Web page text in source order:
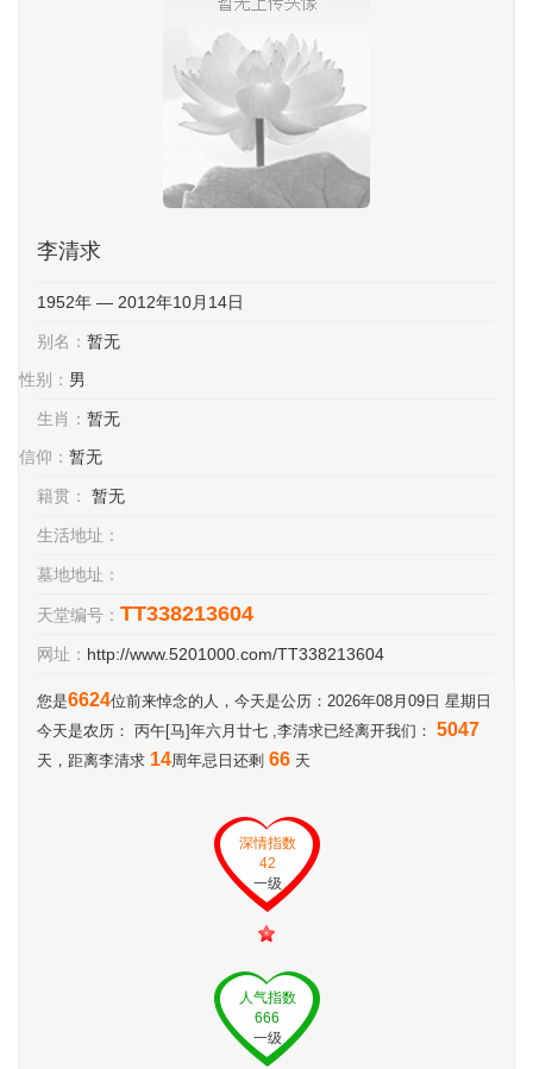
李清求
1952年 — 2012年10月14日
别名： 暂无
性别： 男
生肖： 暂无
信仰： 暂无
籍贯： 暂无
生活地址：
墓地地址：
天堂编号： TT338213604
网址： http://www.5201000.com/TT338213604
您是6624位前来悼念的人，今天是公历：2026年08月09日 星期日
今天是农历： 丙午[马]年六月廿七 ,李清求已经离开我们： 5047
天，距离李清求 14周年忌日还剩 66 天
深情指数
42
一级
人气指数
666
一级